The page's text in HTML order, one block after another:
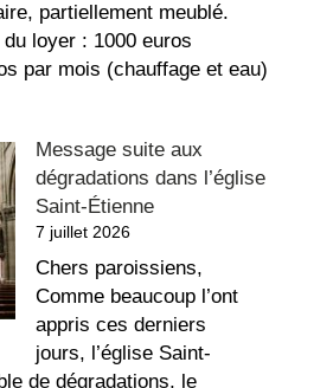
partiellement meublé.
loyer : 1000 euros
par mois (chauffage et eau)
Message suite aux
dégradations dans l’église
Saint-Étienne
7 juillet 2026
Chers paroissiens,
Comme beaucoup l’ont
appris ces derniers
jours, l’église Saint-
de dégradations, le